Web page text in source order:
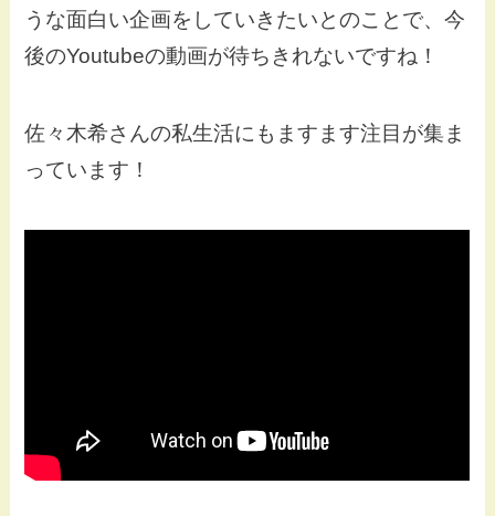
うな面白い企画をしていきたいとのことで、今
後のYoutubeの動画が待ちきれないですね！
佐々木希さんの私生活にもますます注目が集ま
っています！